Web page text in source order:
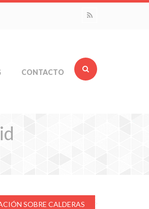
CONTACTO
SOBRE CALDERAS